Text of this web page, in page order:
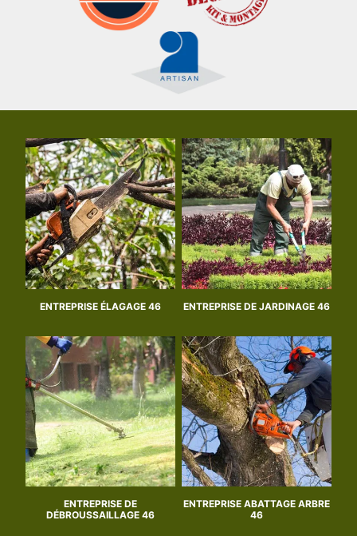
ENTREPRISE ÉLAGAGE 46 ENTREPRISE DE JARDINAGE 46
ENTREPRISE DE
DÉBROUSSAILLAGE 46
ENTREPRISE ABATTAGE ARBRE
46